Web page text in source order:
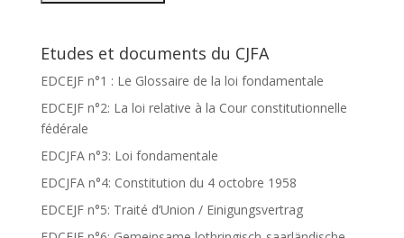
Etudes et documents du CJFA
EDCEJF n°1 : Le Glossaire de la loi fondamentale
EDCEJF n°2: La loi relative à la Cour constitutionnelle
fédérale
EDCJFA n°3: Loi fondamentale
EDCJFA n°4: Constitution du 4 octobre 1958
EDCEJF n°5: Traité d’Union / Einigungsvertrag